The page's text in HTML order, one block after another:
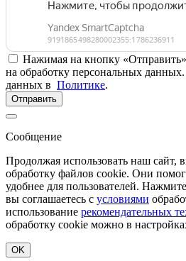
Нажимая на кнопку
на обработку персональных
данных в Политике.
Отправить
Сообщение
Продолжая использовать наш сайт,
обработку файлов cookie. Они
удобнее для пользователей.
вы соглашаетесь с условиями
использование рекомендательных
обработку cookie можно в
OK